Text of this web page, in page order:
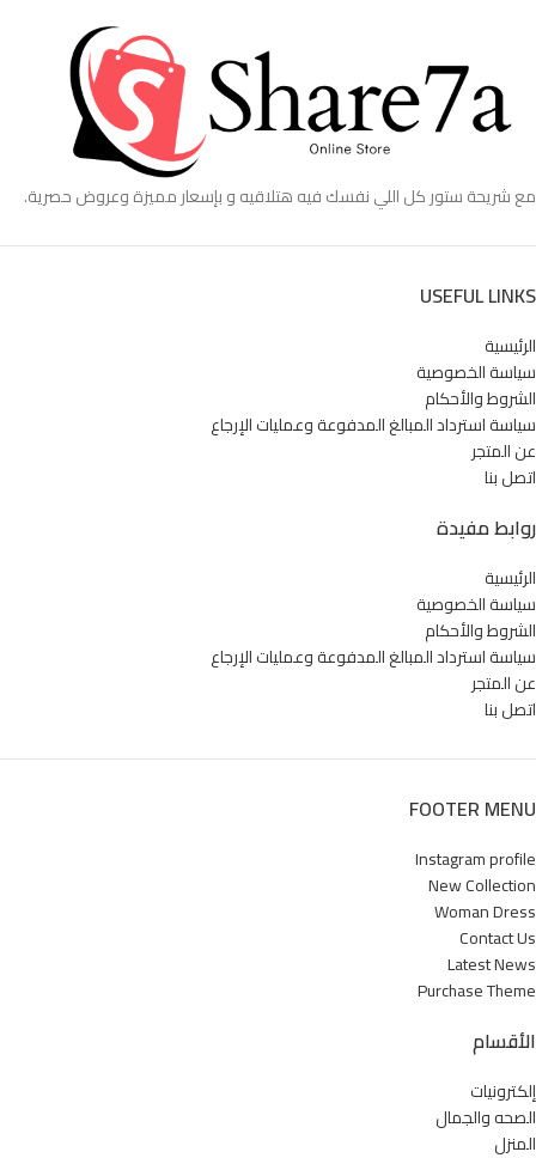
مع شريحة ستور كل اللي نفسك فيه هتلاقيه و بإسعار مميزة وعروض حصرية.
USEFUL LINKS
الرئيسية
سياسة الخصوصية
الشروط والأحكام
سياسة استرداد المبالغ المدفوعة وعمليات الإرجاع
عن المتجر
اتصل بنا
روابط مفيدة
الرئيسية
سياسة الخصوصية
الشروط والأحكام
سياسة استرداد المبالغ المدفوعة وعمليات الإرجاع
عن المتجر
اتصل بنا
FOOTER MENU
Instagram profile
New Collection
Woman Dress
Contact Us
Latest News
Purchase Theme
الأقسام
إلكترونيات
الصحه والجمال
المنزل